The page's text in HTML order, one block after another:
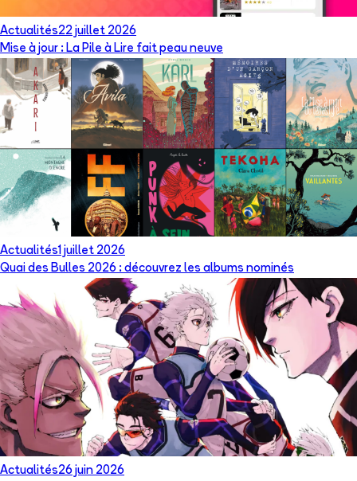
Actualités22 juillet 2026
Mise à jour : La Pile à Lire fait peau neuve
Actualités1 juillet 2026
Quai des Bulles 2026 : découvrez les albums nominés
Actualités26 juin 2026